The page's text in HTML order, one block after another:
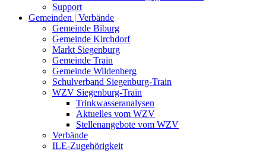
Support
Gemeinden | Verbände
Gemeinde Biburg
Gemeinde Kirchdorf
Markt Siegenburg
Gemeinde Train
Gemeinde Wildenberg
Schulverband Siegenburg-Train
WZV Siegenburg-Train
Trinkwasseranalysen
Aktuelles vom WZV
Stellenangebote vom WZV
Verbände
ILE-Zugehörigkeit